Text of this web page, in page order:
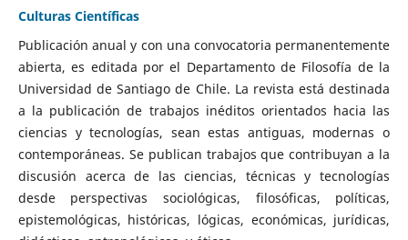
Culturas Científicas
Publicación anual y con una convocatoria permanentemente
abierta, es editada por el Departamento de Filosofía de la
Universidad de Santiago de Chile. La revista está destinada
a la publicación de trabajos inéditos orientados hacia las
ciencias y tecnologías, sean estas antiguas, modernas o
contemporáneas. Se publican trabajos que contribuyan a la
discusión acerca de las ciencias, técnicas y tecnologías
desde perspectivas sociológicas, filosóficas, políticas,
epistemológicas, históricas, lógicas, económicas, jurídicas,